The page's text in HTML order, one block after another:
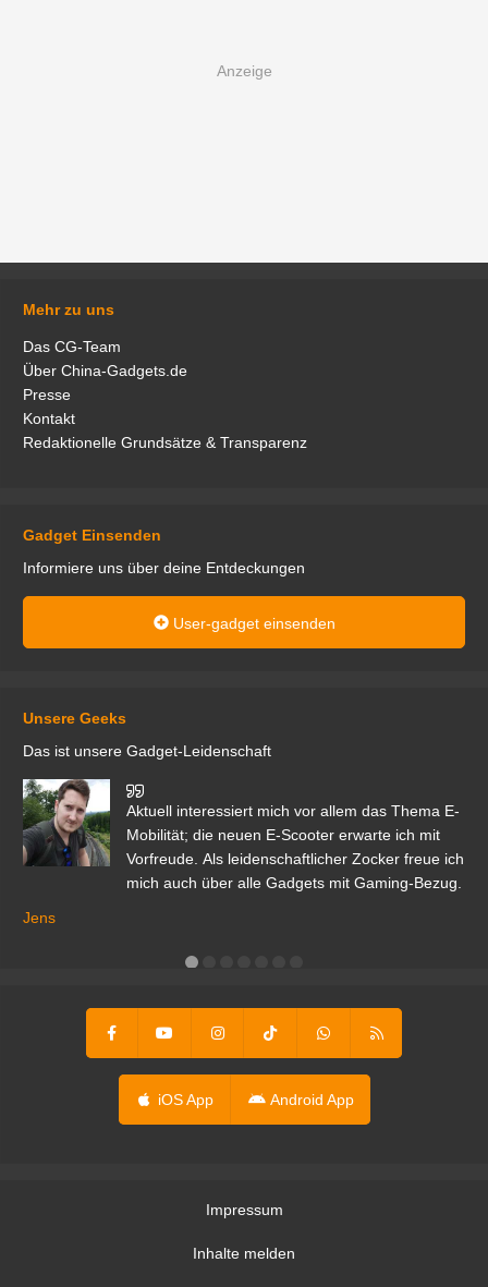
Mehr zu uns
Das CG-Team
Über China-Gadgets.de
Presse
Kontakt
Redaktionelle Grundsätze & Transparenz
Gadget Einsenden
Informiere uns über deine Entdeckungen
User-gadget einsenden
Unsere Geeks
Das ist unsere Gadget-Leidenschaft
Aktuell interessiert mich vor allem das Thema E-
Mobilität; die neuen E-Scooter erwarte ich mit
Vorfreude. Als leidenschaftlicher Zocker freue ich
mich auch über alle Gadgets mit Gaming-Bezug.
Jens
iOS App Android App
Impressum
Inhalte melden